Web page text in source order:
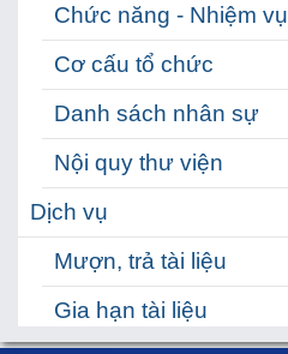
Chức năng - Nhiệm vụ
Cơ cấu tổ chức
Danh sách nhân sự
Nội quy thư viện
Dịch vụ
Mượn, trả tài liệu
Gia hạn tài liệu